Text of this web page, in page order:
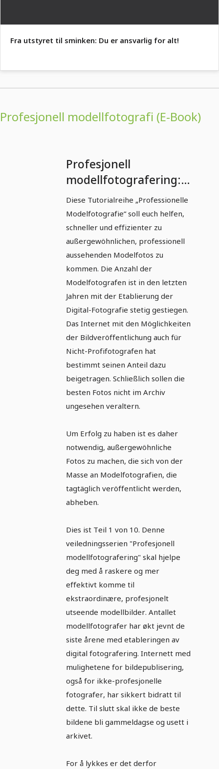
Fra utstyret til sminken: Du er ansvarlig for alt!
Profesjonell modellfotografi (E-Book)
Profesjonell
modellfotografering:
Del 1 - Fotografering
av "modeller
Diese Tutorialreihe „Professionelle
Modelfotografie“ soll euch helfen,
schneller und effizienter zu
außergewöhnlichen, professionell
aussehenden Modelfotos zu
kommen. Die Anzahl der
Modelfotografen ist in den letzten
Jahren mit der Etablierung der
Digital-Fotografie stetig gestiegen.
Das Internet mit den Möglichkeiten
der Bildveröffentlichung auch für
Nicht-Profifotografen hat
bestimmt seinen Anteil dazu
beigetragen. Schließlich sollen die
besten Fotos nicht im Archiv
ungesehen veraltern.
Um Erfolg zu haben ist es daher
notwendig, außergewöhnliche
Fotos zu machen, die sich von der
Masse an Modelfotografien, die
tagtäglich veröffentlicht werden,
abheben.
Dies ist Teil 1 von 10. Denne
veiledningsserien "Profesjonell
modellfotografering" skal hjelpe
deg med å raskere og mer
effektivt komme til
ekstraordinære, profesjonelt
utseende modellbilder. Antallet
modellfotografer har økt jevnt de
siste årene med etableringen av
digital fotografering. Internett med
mulighetene for bildepublisering,
også for ikke-profesjonelle
fotografer, har sikkert bidratt til
dette. Til slutt skal ikke de beste
bildene bli gammeldagse og usett i
arkivet.
For å lykkes er det derfor